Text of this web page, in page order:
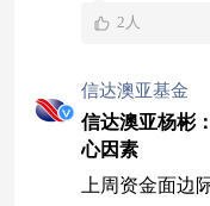
数PE处于近3
通信、银行涨
2人
信达澳亚基金
信达澳亚杨彬
心因素
上周资金面边